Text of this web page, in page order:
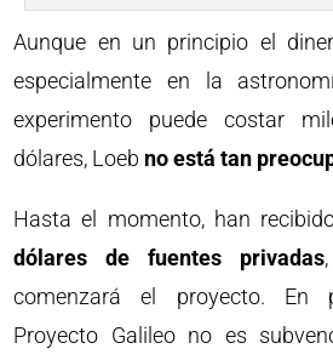
Aunque en un principio el
especialmente en la
experimento puede costar
dólares, Loeb no está tan
Hasta el momento, han
dólares de fuentes privadas
comenzará el proyecto. En
Proyecto Galileo no es